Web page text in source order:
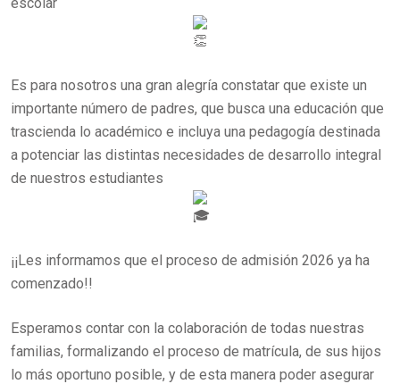
Es para nosotros una gran alegría constatar que existe un
importante número de padres, que busca una educación que
trascienda lo académico e incluya una pedagogía destinada
a potenciar las distintas necesidades de desarrollo integral
de nuestros estudiantes
¡¡Les informamos que el proceso de admisión 2026 ya ha
comenzado!!
Esperamos contar con la colaboración de todas nuestras
familias, formalizando el proceso de matrícula, de sus hijos
lo más oportuno posible, y de esta manera poder asegurar